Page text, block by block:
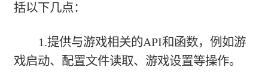
括以下几点：
1.提供与游戏相关的API和函数，例如游
戏启动、配置文件读取、游戏设置等操作。